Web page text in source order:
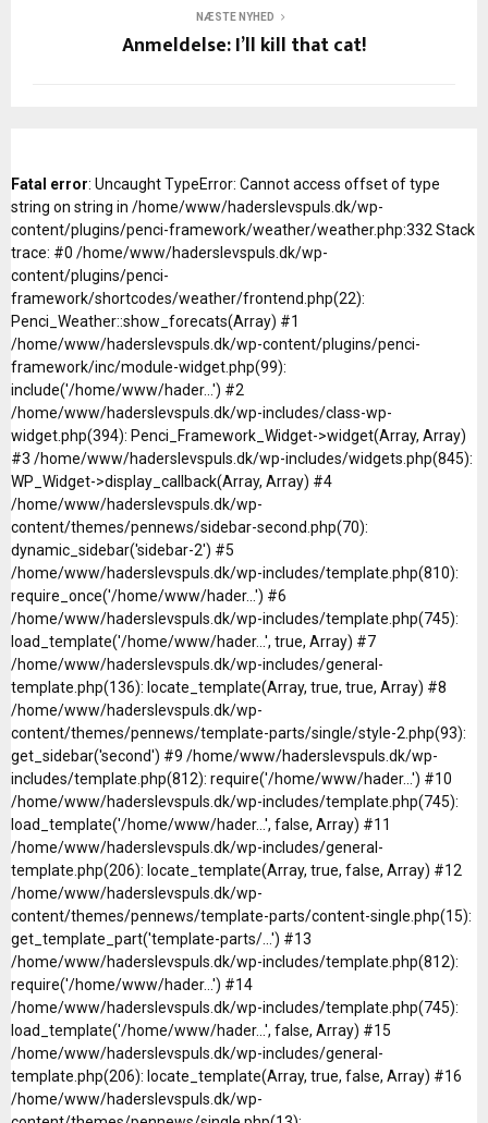
NÆSTE NYHED
Anmeldelse: I’ll kill that cat!
Fatal error: Uncaught TypeError: Cannot access offset of type
string on string in /home/www/haderslevspuls.dk/wp-
content/plugins/penci-framework/weather/weather.php:332 Stack
trace: #0 /home/www/haderslevspuls.dk/wp-
content/plugins/penci-
framework/shortcodes/weather/frontend.php(22):
Penci_Weather::show_forecats(Array) #1
/home/www/haderslevspuls.dk/wp-content/plugins/penci-
framework/inc/module-widget.php(99):
include('/home/www/hader...') #2
/home/www/haderslevspuls.dk/wp-includes/class-wp-
widget.php(394): Penci_Framework_Widget->widget(Array, Array)
#3 /home/www/haderslevspuls.dk/wp-includes/widgets.php(845):
WP_Widget->display_callback(Array, Array) #4
/home/www/haderslevspuls.dk/wp-
content/themes/pennews/sidebar-second.php(70):
dynamic_sidebar('sidebar-2') #5
/home/www/haderslevspuls.dk/wp-includes/template.php(810):
require_once('/home/www/hader...') #6
/home/www/haderslevspuls.dk/wp-includes/template.php(745):
load_template('/home/www/hader...', true, Array) #7
/home/www/haderslevspuls.dk/wp-includes/general-
template.php(136): locate_template(Array, true, true, Array) #8
/home/www/haderslevspuls.dk/wp-
content/themes/pennews/template-parts/single/style-2.php(93):
get_sidebar('second') #9 /home/www/haderslevspuls.dk/wp-
includes/template.php(812): require('/home/www/hader...') #10
/home/www/haderslevspuls.dk/wp-includes/template.php(745):
load_template('/home/www/hader...', false, Array) #11
/home/www/haderslevspuls.dk/wp-includes/general-
template.php(206): locate_template(Array, true, false, Array) #12
/home/www/haderslevspuls.dk/wp-
content/themes/pennews/template-parts/content-single.php(15):
get_template_part('template-parts/...') #13
/home/www/haderslevspuls.dk/wp-includes/template.php(812):
require('/home/www/hader...') #14
/home/www/haderslevspuls.dk/wp-includes/template.php(745):
load_template('/home/www/hader...', false, Array) #15
/home/www/haderslevspuls.dk/wp-includes/general-
template.php(206): locate_template(Array, true, false, Array) #16
/home/www/haderslevspuls.dk/wp-